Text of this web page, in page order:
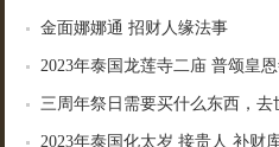
金面娜娜通 招财人缘法事
2023年泰国龙莲寺二庙 普颂皇
2566年
三周年祭日需要买什么东西，
2023年泰国化太岁 接贵人 补财